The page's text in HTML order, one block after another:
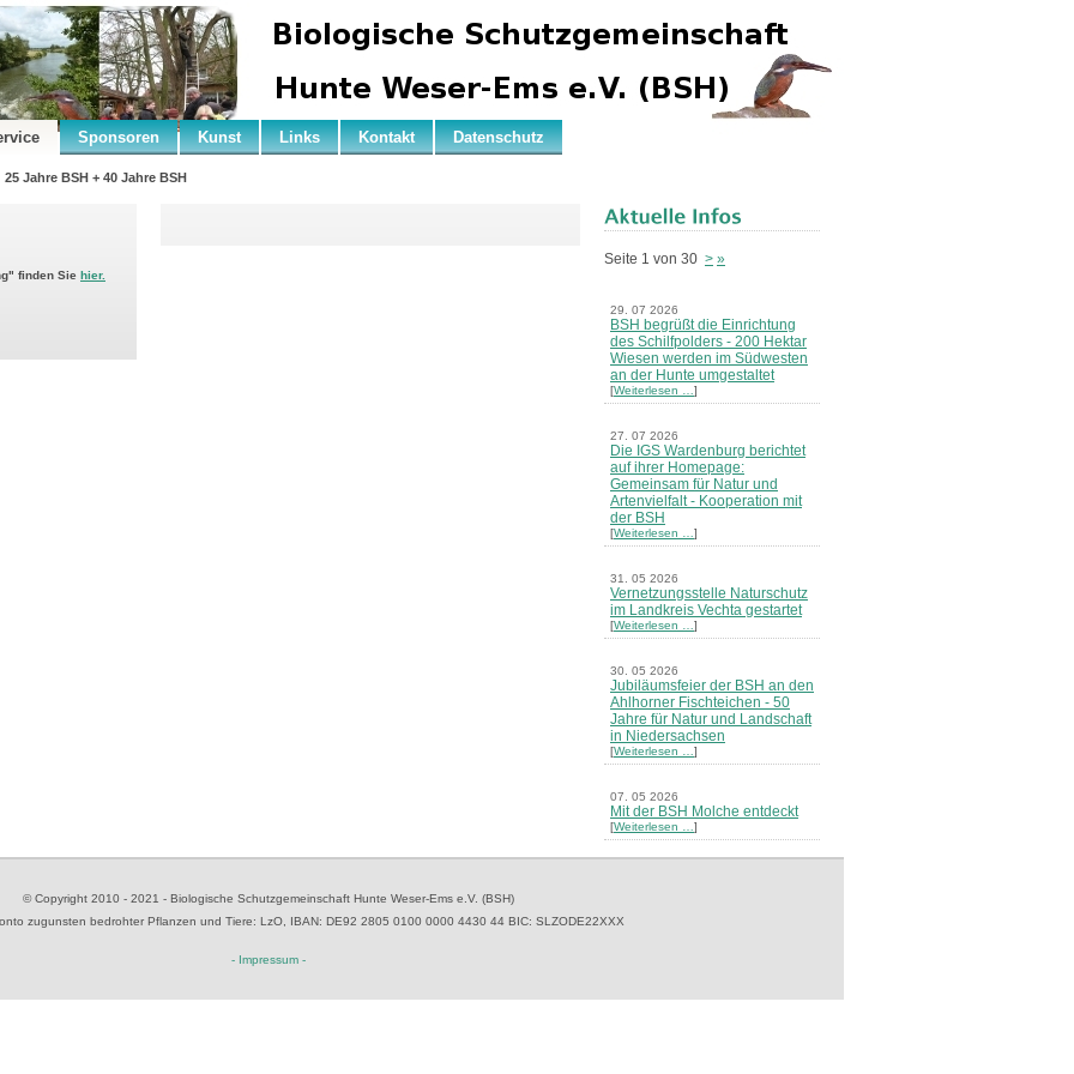
Sponsoren Kunst Links Kontakt Datenschutz
25 Jahre BSH + 40 Jahre BSH
finden Sie hier.
Seite 1 von 30 > »
29. 07 2026
BSH begrüßt die Einrichtung
des Schilfpolders - 200 Hektar
Wiesen werden im Südwesten
an der Hunte umgestaltet
[Weiterlesen … ]
27. 07 2026
Die IGS Wardenburg berichtet
auf ihrer Homepage:
Gemeinsam für Natur und
Artenvielfalt - Kooperation mit
der BSH
[Weiterlesen … ]
31. 05 2026
Vernetzungsstelle Naturschutz
im Landkreis Vechta gestartet
[Weiterlesen … ]
30. 05 2026
Jubiläumsfeier der BSH an den
Ahlhorner Fischteichen - 50
Jahre für Natur und Landschaft
in Niedersachsen
[Weiterlesen … ]
07. 05 2026
Mit der BSH Molche entdeckt
[Weiterlesen … ]
[Weiterlesen …
© Copyright 2010 - 2021 - Biologische Schutzgemeinschaft Hunte Weser-Ems e.V. (BSH)
zugunsten bedrohter Pflanzen und Tiere: LzO, IBAN: DE92 2805 0100 0000 4430 44 BIC: SLZODE22XXX
- Impressum -